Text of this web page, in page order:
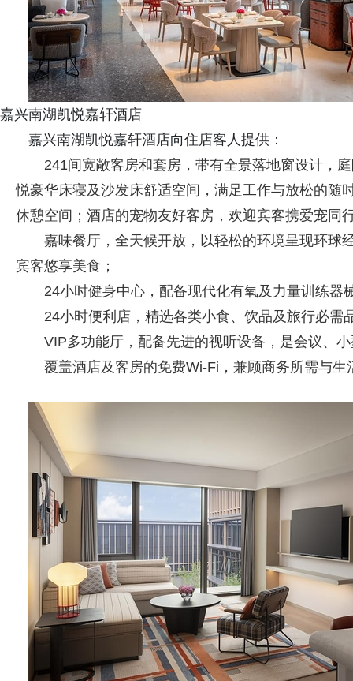
嘉兴南湖凯悦嘉轩酒店
嘉兴南湖凯悦嘉轩酒店向住店客人提供：
241间宽敞客房和套房，带有全景落地窗设计，
悦豪华床寝及沙发床舒适空间，满足工作与放松的随
休憩空间；酒店的宠物友好客房，欢迎宾客携爱宠同
嘉味餐厅，全天候开放，以轻松的环境呈现环球
宾客悠享美食；
24小时健身中心，配备现代化有氧及力量训练器
24小时便利店，精选各类小食、饮品及旅行必需
VIP多功能厅，配备先进的视听设备，是会议、
覆盖酒店及客房的免费Wi-Fi，兼顾商务所需与